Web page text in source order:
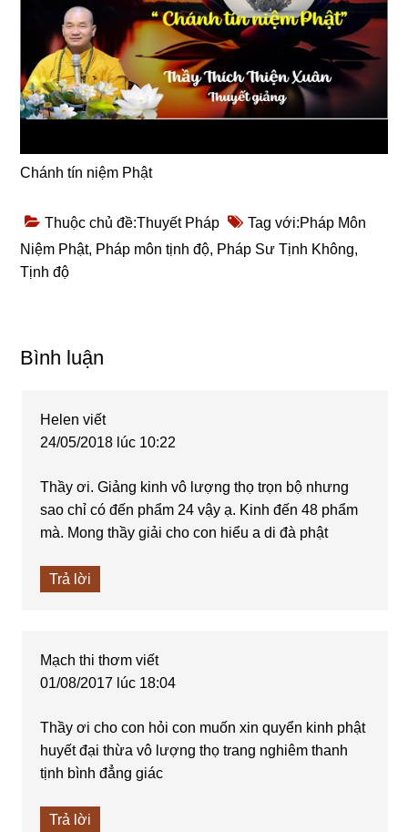
Chánh tín niệm Phật
Thuộc chủ đề:Thuyết Pháp Tag với:Pháp Môn
Niệm Phật, Pháp môn tịnh độ, Pháp Sư Tịnh Không,
Tịnh độ
Reader
Bình luận
Helen viết
24/05/2018 lúc 10:22
Thầy ơi. Giảng kinh vô lượng thọ trọn bộ nhưng
sao chỉ có đến phẩm 24 vậy ạ. Kinh đến 48 phẩm
mà. Mong thầy giải cho con hiểu a di đà phật
Trả lời
Mạch thi thơm viết
01/08/2017 lúc 18:04
Thầy ơi cho con hỏi con muốn xin quyển kinh phật
huyết đại thừa vô lượng thọ trang nghiêm thanh
tịnh bình đẳng giác
Trả lời